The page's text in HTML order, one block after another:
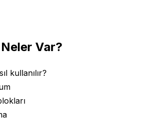
Var?
kullanılır?